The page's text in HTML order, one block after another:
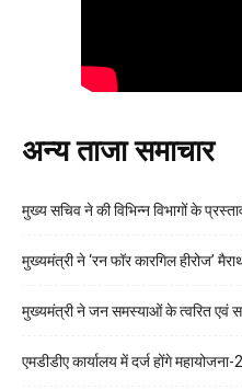
अन्य ताजा समाचार
मुख्य सचिव ने की विभिन्न विभागों के
मुख्यमंत्री ने ‘रन फॉर कारगिल हीरोज’
मुख्यमंत्री ने जन समस्याओं के त्वरित एवं
एमडीडीए कार्यालय में दर्ज होंगे